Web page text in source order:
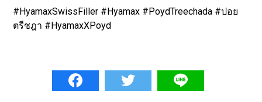
#HyamaxSwissFiller #Hyamax #PoydTreechada #ปอย
ตรีชฎา #HyamaxXPoyd